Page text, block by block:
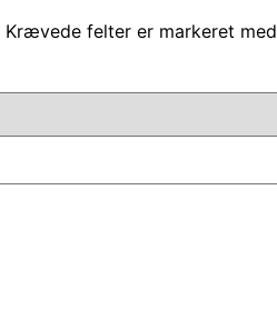
Krævede felter er markeret med